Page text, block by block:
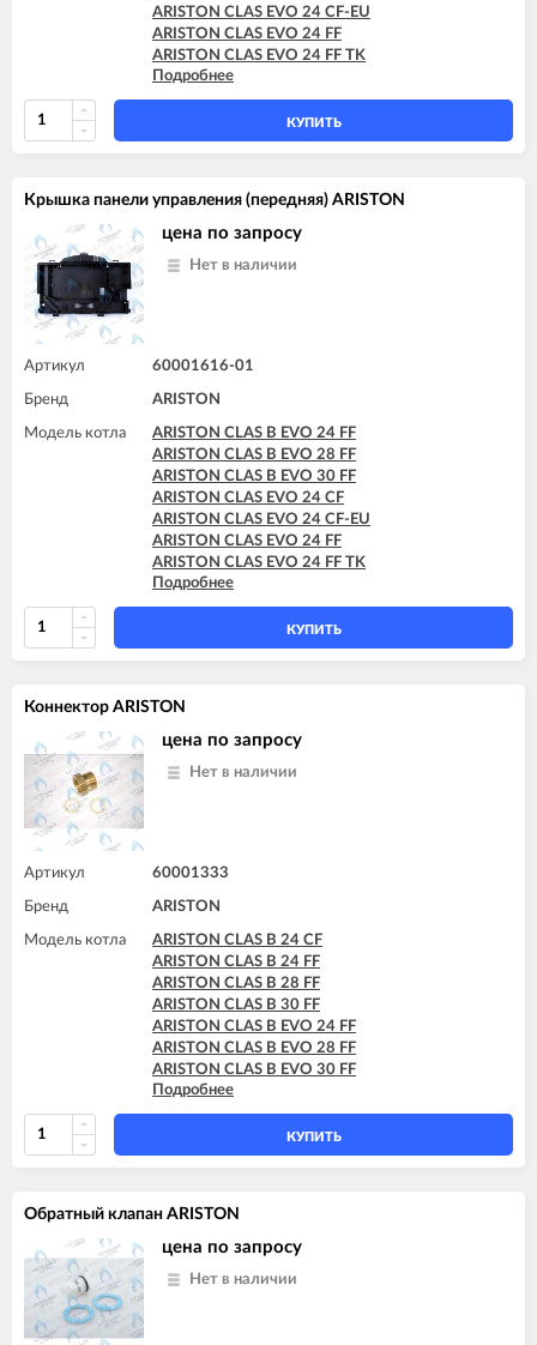
ARISTON CLAS EVO 24 CF-EU
ARISTON CLAS EVO 24 FF
ARISTON CLAS EVO 24 FF TK
ARISTON CLAS EVO 28 CF
ARISTON CLAS EVO 28 FF
ARISTON CLAS EVO SYSTEM 24 CF
ARISTON CLAS EVO SYSTEM 24 FF
ARISTON CLAS EVO SYSTEM 32 FF
ARISTON GENUS EVO 24 CF
ARISTON GENUS EVO 30 CF
Подробнее
КУПИТЬ
Крышка панели управления (передняя) ARISTON
цена по запросу
Нет в наличии
Артикул 60001616-01
Бренд ARISTON
Модель котла
ARISTON CLAS B EVO 24 FF
ARISTON CLAS B EVO 28 FF
ARISTON CLAS B EVO 30 FF
ARISTON CLAS EVO 24 CF
ARISTON CLAS EVO 24 CF-EU
ARISTON CLAS EVO 24 FF
ARISTON CLAS EVO 24 FF TK
ARISTON CLAS EVO 28 CF
ARISTON CLAS EVO 28 FF
ARISTON CLAS EVO SYSTEM 24 CF
ARISTON CLAS EVO SYSTEM 24 FF
ARISTON CLAS EVO SYSTEM 32 FF
ARISTON GENUS EVO 24 CF
ARISTON GENUS EVO 30 CF
Подробнее
КУПИТЬ
Коннектор ARISTON
цена по запросу
Нет в наличии
Артикул 60001333
Бренд ARISTON
Модель котла
ARISTON CLAS B 24 CF
ARISTON CLAS B 24 FF
ARISTON CLAS B 28 FF
ARISTON CLAS B 30 FF
ARISTON CLAS B EVO 24 FF
ARISTON CLAS B EVO 28 FF
ARISTON CLAS B EVO 30 FF
ARISTON CLAS B X 24 FF
ARISTON CLAS B X 28 FF
Подробнее
КУПИТЬ
Обратный клапан ARISTON
цена по запросу
Нет в наличии